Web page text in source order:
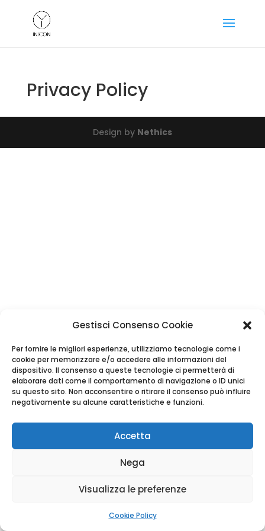
Gestisci Consenso Cookie
Per fornire le migliori esperienze, utilizziamo tecnologie come i
cookie per memorizzare e/o accedere alle informazioni del
dispositivo. Il consenso a queste tecnologie ci permetterà di
elaborare dati come il comportamento di navigazione o ID unici
su questo sito. Non acconsentire o ritirare il consenso può influire
negativamente su alcune caratteristiche e funzioni.
Accetta
Nega
Visualizza le preferenze
Cookie Policy
Privacy Policy
Design by Nethics